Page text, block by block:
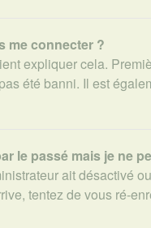
me connecter ?
expliquer cela.
été banni. Il est
le passé mais je ne
ait désactivé
tentez de vous ré-